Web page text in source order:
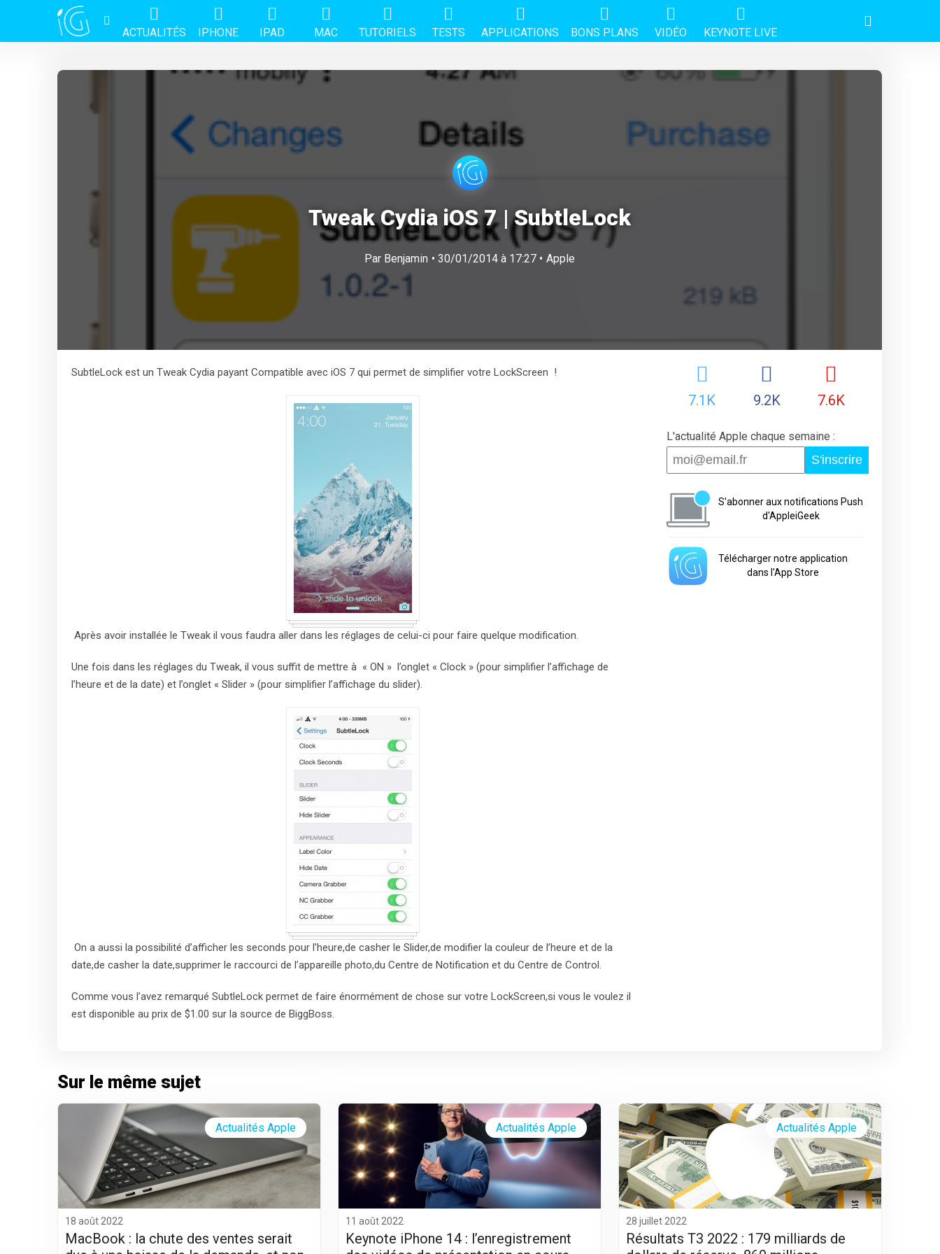
ACTUALITÉS IPHONE IPAD MAC TUTORIELS TESTS APPLICATIONS BONS PLANS VIDÉO KEYNOTE LIVE
Tweak Cydia iOS 7 | SubtleLock
Par Benjamin • 30/01/2014 à 17:27 • Apple
SubtleLock est un Tweak Cydia payant Compatible avec iOS 7 qui permet de simplifier votre LockScreen !
Après avoir installée le Tweak il vous faudra aller dans les réglages de celui-ci pour faire quelque modification.
Une fois dans les réglages du Tweak, il vous suffit de mettre à « ON » l’onglet « Clock » (pour simplifier l’affichage de
l’heure et de la date) et l’onglet « Slider » (pour simplifier l’affichage du slider).
On a aussi la possibilité d’afficher les seconds pour l’heure,de casher le Slider,de modifier la couleur de l’heure et de la
date,de casher la date,supprimer le raccourci de l’appareille photo,du Centre de Notification et du Centre de Control.
Comme vous l’avez remarqué SubtleLock permet de faire énormément de chose sur votre LockScreen,si vous le voulez il
est disponible au prix de $1.00 sur la source de BiggBoss.
7.1K 9.2K 7.6K
L'actualité Apple chaque semaine :
S'inscrire
S'abonner aux notifications Push
d'AppleiGeek
Télécharger notre application
dans l'App Store
Sur le même sujet
18 août 2022
MacBook : la chute des ventes serait
Actualités Apple
11 août 2022
Keynote iPhone 14 : l’enregistrement
Actualités Apple
28 juillet 2022
Résultats T3 2022 : 179 milliards de
Actualités Apple